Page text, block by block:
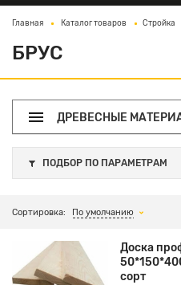
Главная Каталог товаров Стройка
БРУС
ДРЕВЕСНЫЕ
ПОДБОР ПО ПАРАМЕТРАМ
Сортировка: По умолчанию
Доска
сорт